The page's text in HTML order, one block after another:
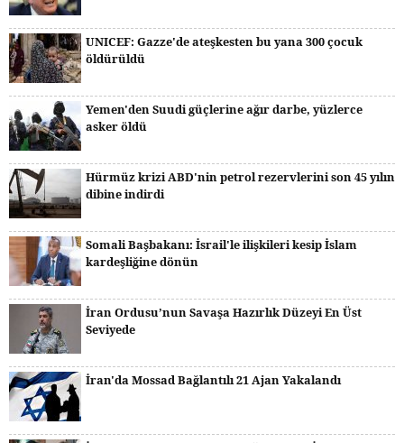
UNICEF: Gazze'de ateşkesten bu yana 300 çocuk
öldürüldü
Yemen'den Suudi güçlerine ağır darbe, yüzlerce
asker öldü
Hürmüz krizi ABD'nin petrol rezervlerini son 45 yılın
dibine indirdi
Somali Başbakanı: İsrail'le ilişkileri kesip İslam
kardeşliğine dönün
İran Ordusu’nun Savaşa Hazırlık Düzeyi En Üst
Seviyede
İran'da Mossad Bağlantılı 21 Ajan Yakalandı